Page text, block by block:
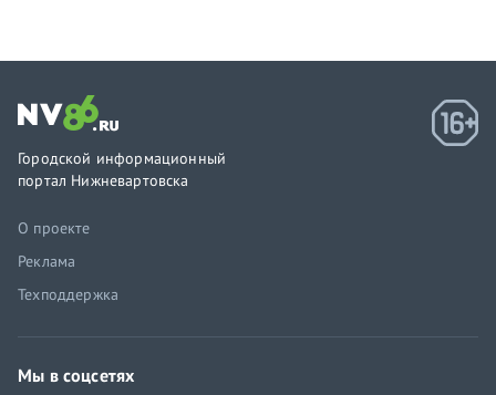
Городской информационный
портал Нижневартовска
О проекте
Реклама
Техподдержка
Мы в соцсетях